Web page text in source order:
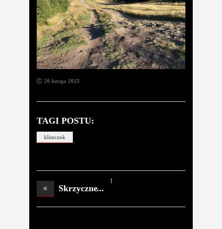
20 lutego 2025
TAGI POSTU:
klimczok
Skrzyczne